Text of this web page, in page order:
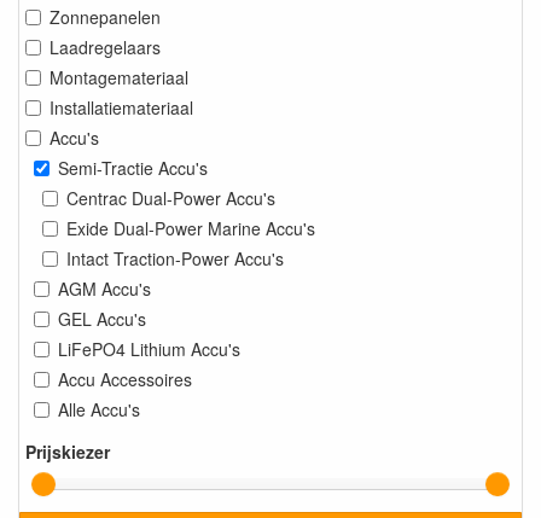
Zonnepanelen
Laadregelaars
Montagemateriaal
Installatiemateriaal
Accu's
Semi-Tractie Accu's
Centrac Dual-Power Accu's
Exide Dual-Power Marine Accu's
Intact Traction-Power Accu's
AGM Accu's
GEL Accu's
LiFePO4 Lithium Accu's
Accu Accessoires
Alle Accu's
Prijskiezer